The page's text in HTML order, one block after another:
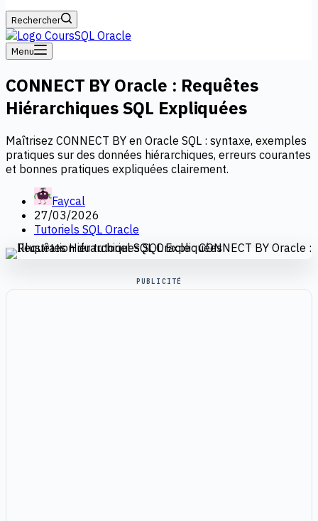
Rechercher
Menu
CONNECT BY Oracle : Requêtes
Hiérarchiques SQL Expliquées
Maîtrisez CONNECT BY en Oracle SQL : syntaxe, exemples
pratiques sur des données hiérarchiques, erreurs courantes
et bonnes pratiques expliquées clairement.
Faycal
27/03/2026
Tutoriels SQL Oracle
PUBLICITÉ